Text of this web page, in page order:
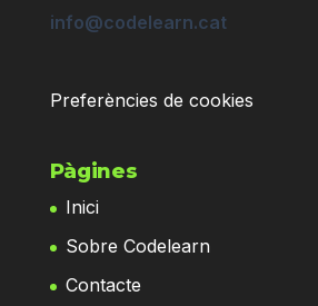
info@codelearn.cat
Preferències de cookies
Pàgines
Inici
Sobre Codelearn
Contacte